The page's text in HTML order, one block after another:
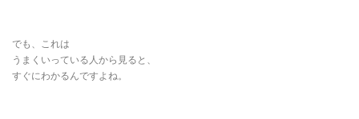
でも、これは
うまくいっている人から見ると、
すぐにわかるんですよね。